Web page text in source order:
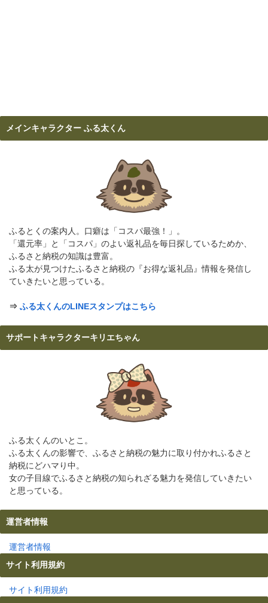
メインキャラクター ふる太くん
ふるとくの案内人。口癖は「コスパ最強！」。
「還元率」と「コスパ」のよい返礼品を毎日探しているためか、
ふるさと納税の知識は豊富。
ふる太が見つけたふるさと納税の『お得な返礼品』情報を発信し
ていきたいと思っている。
⇒ ふる太くんのLINEスタンプはこちら
サポートキャラクターキリエちゃん
ふる太くんのいとこ。
ふる太くんの影響で、ふるさと納税の魅力に取り付かれふるさと
納税にどハマり中。
女の子目線でふるさと納税の知られざる魅力を発信していきたい
と思っている。
運営者情報
運営者情報
サイト利用規約
サイト利用規約